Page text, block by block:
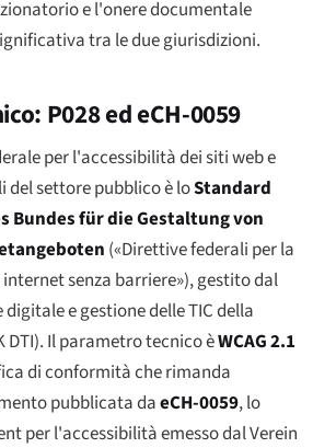
e l'onere documentale
tra le due giurisdizioni.
P028 ed eCH-0059
per l'accessibilità dei siti web e
settore pubblico è loStandard
Bundes für die Gestaltung von
(«Direttive federali per la
senza barriere»), gestito dal
e gestione delle TIC della
DTI). Il parametro tecnico èWCAG 2.1
di conformità che rimanda
pubblicata daeCH-0059, lo
per l'accessibilità emesso dal Verein